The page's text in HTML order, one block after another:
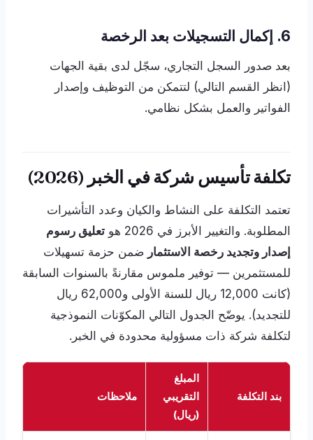
6. إكمال التسجيلات بعد الرخصة
بعد صدور السجل التجاري، سجّل لدى بقية الجهات
(انظر القسم التالي) لتتمكن من التوظيف وإصدار
الفواتير والعمل بشكل نظامي.
تكلفة تأسيس شركة في الخبر (2026)
تعتمد التكلفة على النشاط والكيان وعدد التأشيرات
المطلوبة. والتغيير الأبرز في 2026 هو
تعليق رسوم
إصدار وتجديد رخصة الاستثمار ضمن حزمة تسهيلات
للمستثمرين — توفير ملموس مقارنةً بالسنوات السابقة
(كانت 12,000 ريال للسنة الأولى و62,000 ريال
للتجديد). يوضّح الجدول التالي المكوّنات النموذجية
لتكلفة شركة ذات مسؤولية محدودة في الخبر.
بند التكلفة
المبلغ
التقريبي
(ريال)
ملاحظات